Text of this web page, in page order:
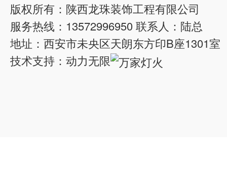
版权所有：陕西龙珠装饰工程有限公司
服务热线：13572996950 联系人：陆总
地址：西安市未央区天朗东方印B座1301室
技术支持： 动力无限